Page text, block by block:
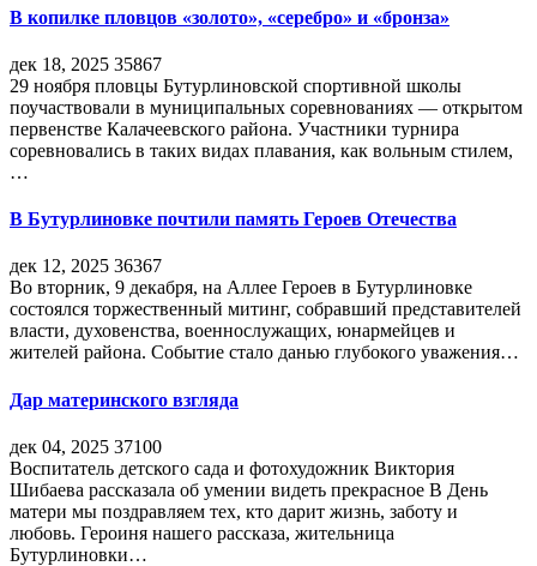
В копилке пловцов «золото», «серебро» и «бронза»
дек 18, 2025 35867
29 ноября пловцы Бутурлиновской спортивной школы
поучаствовали в муниципальных соревнованиях — открытом
первенстве Калачеевского района. Участники турнира
соревновались в таких видах плавания, как вольным стилем,
…
В Бутурлиновке почтили память Героев Отечества
дек 12, 2025 36367
Во вторник, 9 декабря, на Аллее Героев в Бутурлиновке
состоялся торжественный митинг, собравший представителей
власти, духовенства, военнослужащих, юнармейцев и
жителей района. Событие стало данью глубокого уважения…
Дар материнского взгляда
дек 04, 2025 37100
Воспитатель детского сада и фотохудожник Виктория
Шибаева рассказала об умении видеть прекрасное В День
матери мы поздравляем тех, кто дарит жизнь, заботу и
любовь. Героиня нашего рассказа, жительница
Бутурлиновки…